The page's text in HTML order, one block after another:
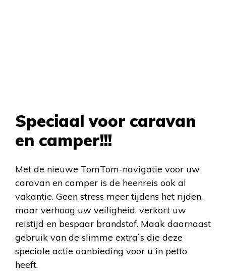
Speciaal voor caravan
en camper!!!
Met de nieuwe TomTom-navigatie voor uw
caravan en camper is de heenreis ook al
vakantie. Geen stress meer tijdens het rijden,
maar verhoog uw veiligheid, verkort uw
reistijd en bespaar brandstof. Maak daarnaast
gebruik van de slimme extra`s die deze
speciale actie aanbieding voor u in petto
heeft.